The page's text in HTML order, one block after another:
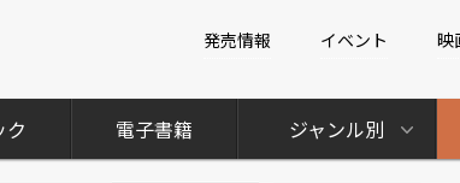
発売情報 イベント 映
ク 電子書籍 ジャンル別